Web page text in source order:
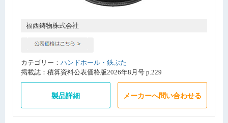
福西鋳物株式会社
カテゴリー： ハンドホール・鉄ぶた
掲載誌：積算資料公表価格版2026年8月号 p.229
製品詳細 メーカーへ問い合わせる